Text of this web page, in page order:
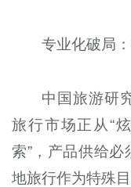
专业化破局
中国旅游研
旅行市场正从“
索”，产品供给
地旅行作为特殊